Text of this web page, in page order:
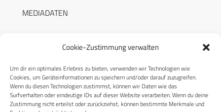
Cookie-Zustimmung verwalten
Um dir ein optimales Erlebnis zu bieten, verwenden wir Technologien wie
Cookies, um Geräteinformationen zu speichern und/oder darauf zuzugreifen.
Wenn du diesen Technologien zustimmst, können wir Daten wie das
Surfverhalten oder eindeutige IDs auf dieser Website verarbeiten. Wenn du deine
Zustimmung nicht erteilst oder zurückziehst, können bestimmte Merkmale und
MEDIADATEN
RECHTLICHES
Datenschutzerklärung